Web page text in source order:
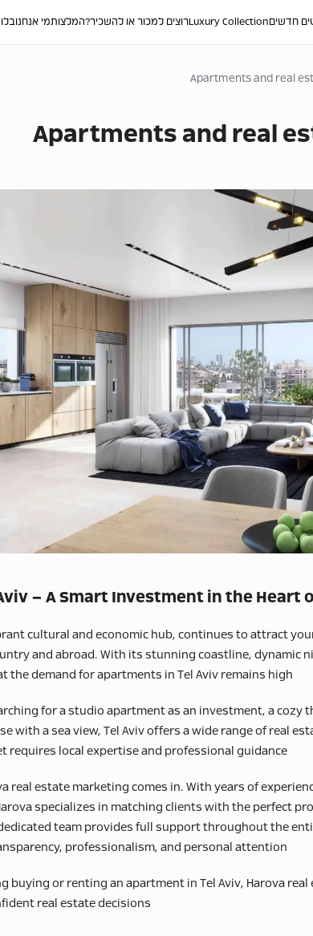
חדשיםLuxury Collectionרוצים למכור או להשכיר?המלצותמי אנחנו
Apartments and real
Apartments and real
– A Smart Investment in the Heart
cultural and economic hub, continues to attract
and abroad. With its stunning coastline, dynamic
the demand for apartments in Tel Aviv remains high.
for a studio apartment as an investment, a cozy
with a sea view, Tel Aviv offers a wide range of real
requires local expertise and professional guidance.
real estate marketing comes in. With years of
specializes in matching clients with the perfect
team provides full support throughout the
professionalism, and personal attention.
buying or renting an apartment in Tel Aviv, Harova
real estate decisions.